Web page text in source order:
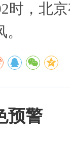
时，北
预警